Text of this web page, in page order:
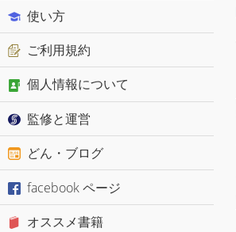
使い方
ご利用規約
個人情報について
監修と運営
どん・ブログ
facebook ページ
オススメ書籍